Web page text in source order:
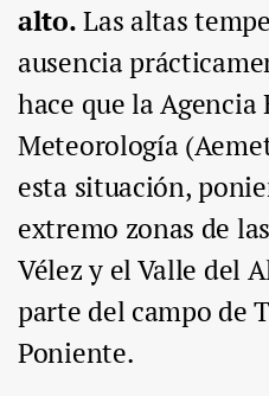
alto.Las altas
ausencia
hace que la Agencia
Meteorología
esta situación,
extremo zonas de
Vélez y el Valle del
parte del campo de
Poniente.